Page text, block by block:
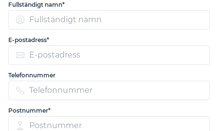
Fullständigt namn*
E-postadress*
Telefonnummer
Postnummer*